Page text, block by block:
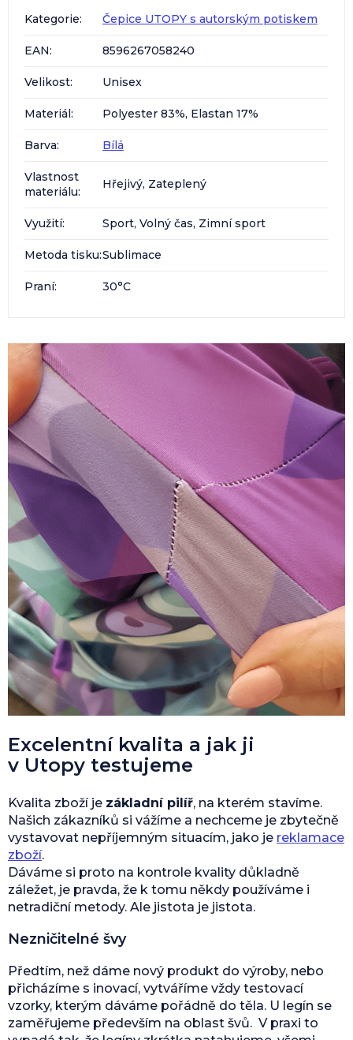
Kategorie: Čepice UTOPY s autorským potiskem
EAN: 8596267058240
Velikost: Unisex
Materiál: Polyester 83%, Elastan 17%
Barva: Bílá
Vlastnost
materiálu:
Hřejivý, Zateplený
Využití: Sport, Volný čas, Zimní sport
Metoda tisku:Sublimace
Praní: 30°C
Excelentní kvalita a jak ji
v Utopy testujeme
Kvalita zboží je základní pilíř, na kterém stavíme.
Našich zákazníků si vážíme a nechceme je zbytečně
vystavovat nepříjemným situacím, jako je reklamace
zboží.
Dáváme si proto na kontrole kvality důkladně
záležet, je pravda, že k tomu někdy používáme i
netradiční metody. Ale jistota je jistota.
Nezničitelné švy
Předtím, než dáme nový produkt do výroby, nebo
přicházíme s inovací, vytváříme vždy testovací
vzorky, kterým dáváme pořádně do těla. U legín se
zaměřujeme především na oblast švů. V praxi to